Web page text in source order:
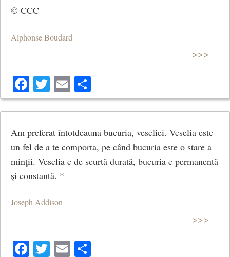
© CCC
Alphonse Boudard
>>>
Facebook
Twitter
Email
Am preferat întotdeauna bucuria, veseliei. Veselia este
un fel de a te comporta, pe când bucuria este o stare a
minţii. Veselia e de scurtă durată, bucuria e permanentă
şi constantă. *
Joseph Addison
>>>
Facebook
Twitter
Email